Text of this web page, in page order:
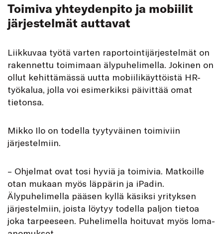
Toimiva yhteydenpito ja mobiilit
järjestelmät auttavat
Liikkuvaa työtä varten raportointijärjestelmät on
rakennettu toimimaan älypuhelimella. Jokinen on
ollut kehittämässä uutta mobiilikäyttöistä HR-
työkalua, jolla voi esimerkiksi päivittää omat
tietonsa.
Mikko Ilo on todella tyytyväinen toimiviin
järjestelmiin.
– Ohjelmat ovat tosi hyviä ja toimivia. Matkoille
otan mukaan myös läppärin ja iPadin.
Älypuhelimella pääsen kyllä käsiksi yrityksen
järjestelmiin, joista löytyy todella paljon tietoa
joka tarpeeseen. Puhelimella hoituvat myös loma-